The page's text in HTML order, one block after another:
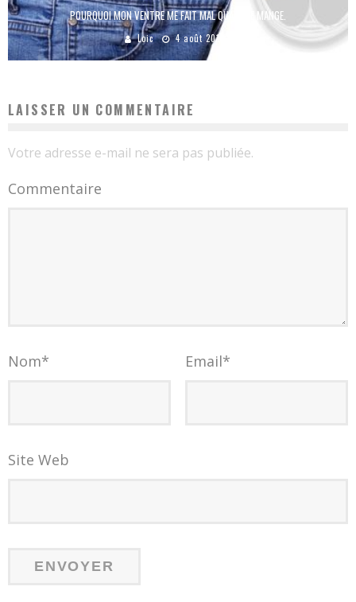
POURQUOI MON VENTRE ME FAIT MAL QUAND JE MANGE.
Loic 4 août 2019
LAISSER UN COMMENTAIRE
Votre adresse e-mail ne sera pas publiée.
Commentaire
Nom* Email*
Site Web